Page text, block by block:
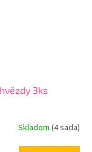
3ks
Skladom (4 sada)